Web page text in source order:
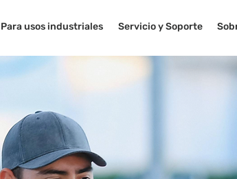
Para usos industriales Servicio y Soporte